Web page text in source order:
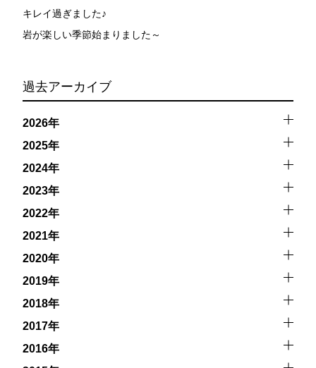
キレイ過ぎました♪
岩が楽しい季節始まりました～
過去アーカイブ
2026年
2025年
2024年
2023年
2022年
2021年
2020年
2019年
2018年
2017年
2016年
危険の告知
ラとの接触によってトラブルが発生する可能性がありま
す。さらに、流れのある海上で、船上からエントリーやエ
す。そして、これらを要因として傷害や損害が発生する場
合があります。またホエールスイムでは、これら以外にも
想定できないトラブルが発生する可能性があります。
参加者はこれらのリスクを理解し、傷害や損害につながっ
た場合、またはその他いかなる理由があっても、当ツアー
開催主催者とガイド、船舶の保有者及び船長に対して損害
賠償を請求しません。
承諾しました。